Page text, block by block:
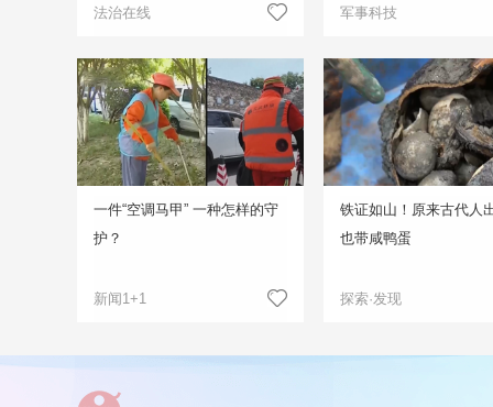
法治在线 军事科技
一件“空调马甲” 一种怎样的守
护？
新闻1+1
铁证如山！原来古代人
也带咸鸭蛋
探索·发现